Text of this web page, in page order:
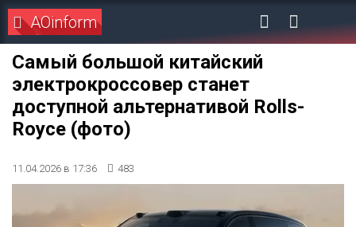
AOinform
Самый большой китайский
электрокроссовер станет
доступной альтернативой Rolls-
Royce (фото)
11.04.2026 в 17:36 483